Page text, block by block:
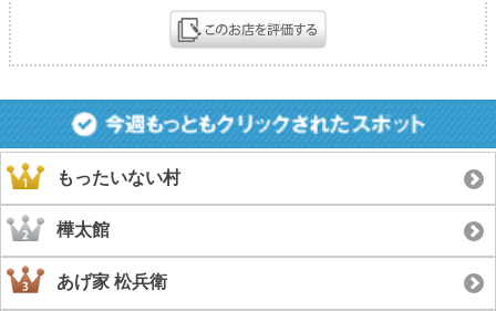
もったいない村
樺太館
あげ家 松兵衛